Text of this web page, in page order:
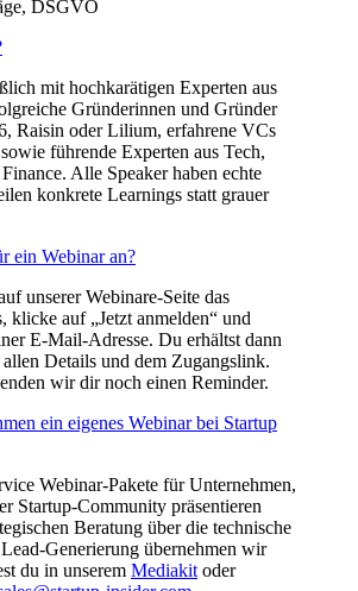
DSGVO
mit hochkarätigen Experten aus
Gründerinnen und Gründer
Raisin oder Lilium, erfahrene VCs
führende Experten aus Tech,
Alle Speaker haben echte
konkrete Learnings statt grauer
ein Webinar an?
unserer Webinare-Seite das
klicke auf „Jetzt anmelden“ und
E-Mail-Adresse. Du erhältst dann
Details und dem Zugangslink.
wir dir noch einen Reminder.
ein eigenes Webinar bei Startup
Webinar-Pakete für Unternehmen,
Startup-Community präsentieren
Beratung über die technische
Generierung übernehmen wir
du in unserem Mediakit oder